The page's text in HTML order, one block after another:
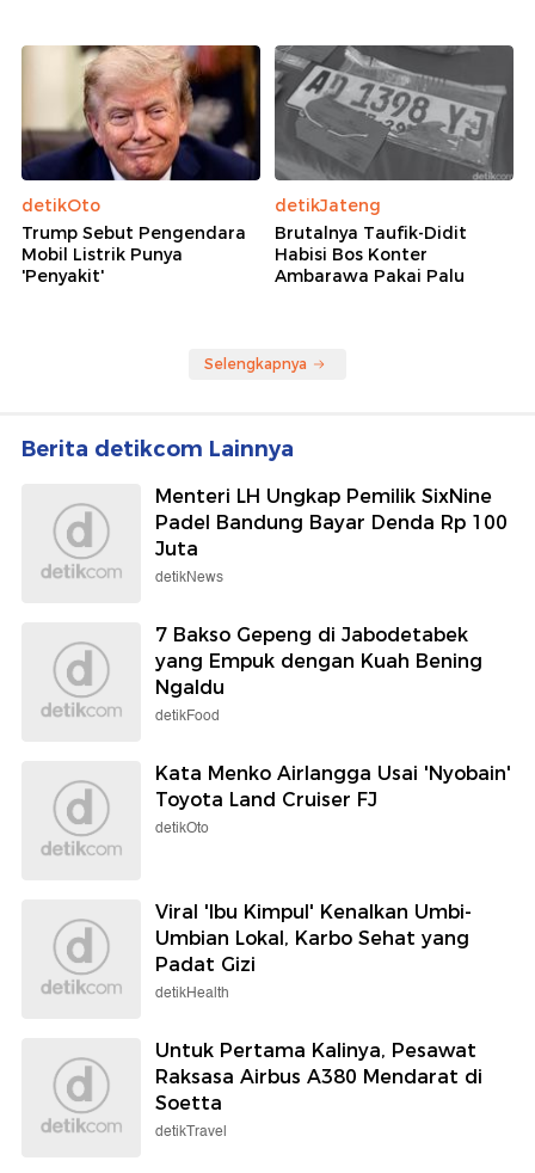
detikOto
Trump Sebut Pengendara
Mobil Listrik Punya
'Penyakit'
detikJateng
Brutalnya Taufik-Didit
Habisi Bos Konter
Ambarawa Pakai Palu
Selengkapnya
Berita detikcom Lainnya
Menteri LH Ungkap Pemilik SixNine
Padel Bandung Bayar Denda Rp 100
Juta
detikNews
7 Bakso Gepeng di Jabodetabek
yang Empuk dengan Kuah Bening
Ngaldu
detikFood
Kata Menko Airlangga Usai 'Nyobain'
Toyota Land Cruiser FJ
detikOto
Viral 'Ibu Kimpul' Kenalkan Umbi-
Umbian Lokal, Karbo Sehat yang
Padat Gizi
detikHealth
Untuk Pertama Kalinya, Pesawat
Raksasa Airbus A380 Mendarat di
Soetta
detikTravel